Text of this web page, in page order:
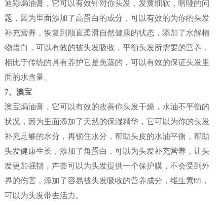
迪彩焗油膏，它可以有效针对你头发，发黄细软，暗哑的问
题，因为里面添加了高蛋白的成分，可以有效的为你的头发
补充营养，恢复到顺直柔滑自然健康的状态，添加了水解植
物蛋白，可以有效的被头发吸收，平衡头发所需要的营养，
相比于传统的具有养护它是免蒸的，可以有效的保证头发里
面的水含量。
7、澳宝
澳宝焗油膏，它可以有效的改善你头发干燥，水油不平衡的
状况，因为里面添加了天然的保湿精华，它可以为你的头发
补充足够的水分，再锁住水分，帮助头皮的水油平衡，帮助
头发健康生长，添加了角蛋白，可以为头发补充营养，让头
发更加强韧，芦荟可以为头发提供一个保护膜，不会受到外
界的伤害，添加了容易被头发吸收的营养成分，维生素b5，
可以为头发带去活力。